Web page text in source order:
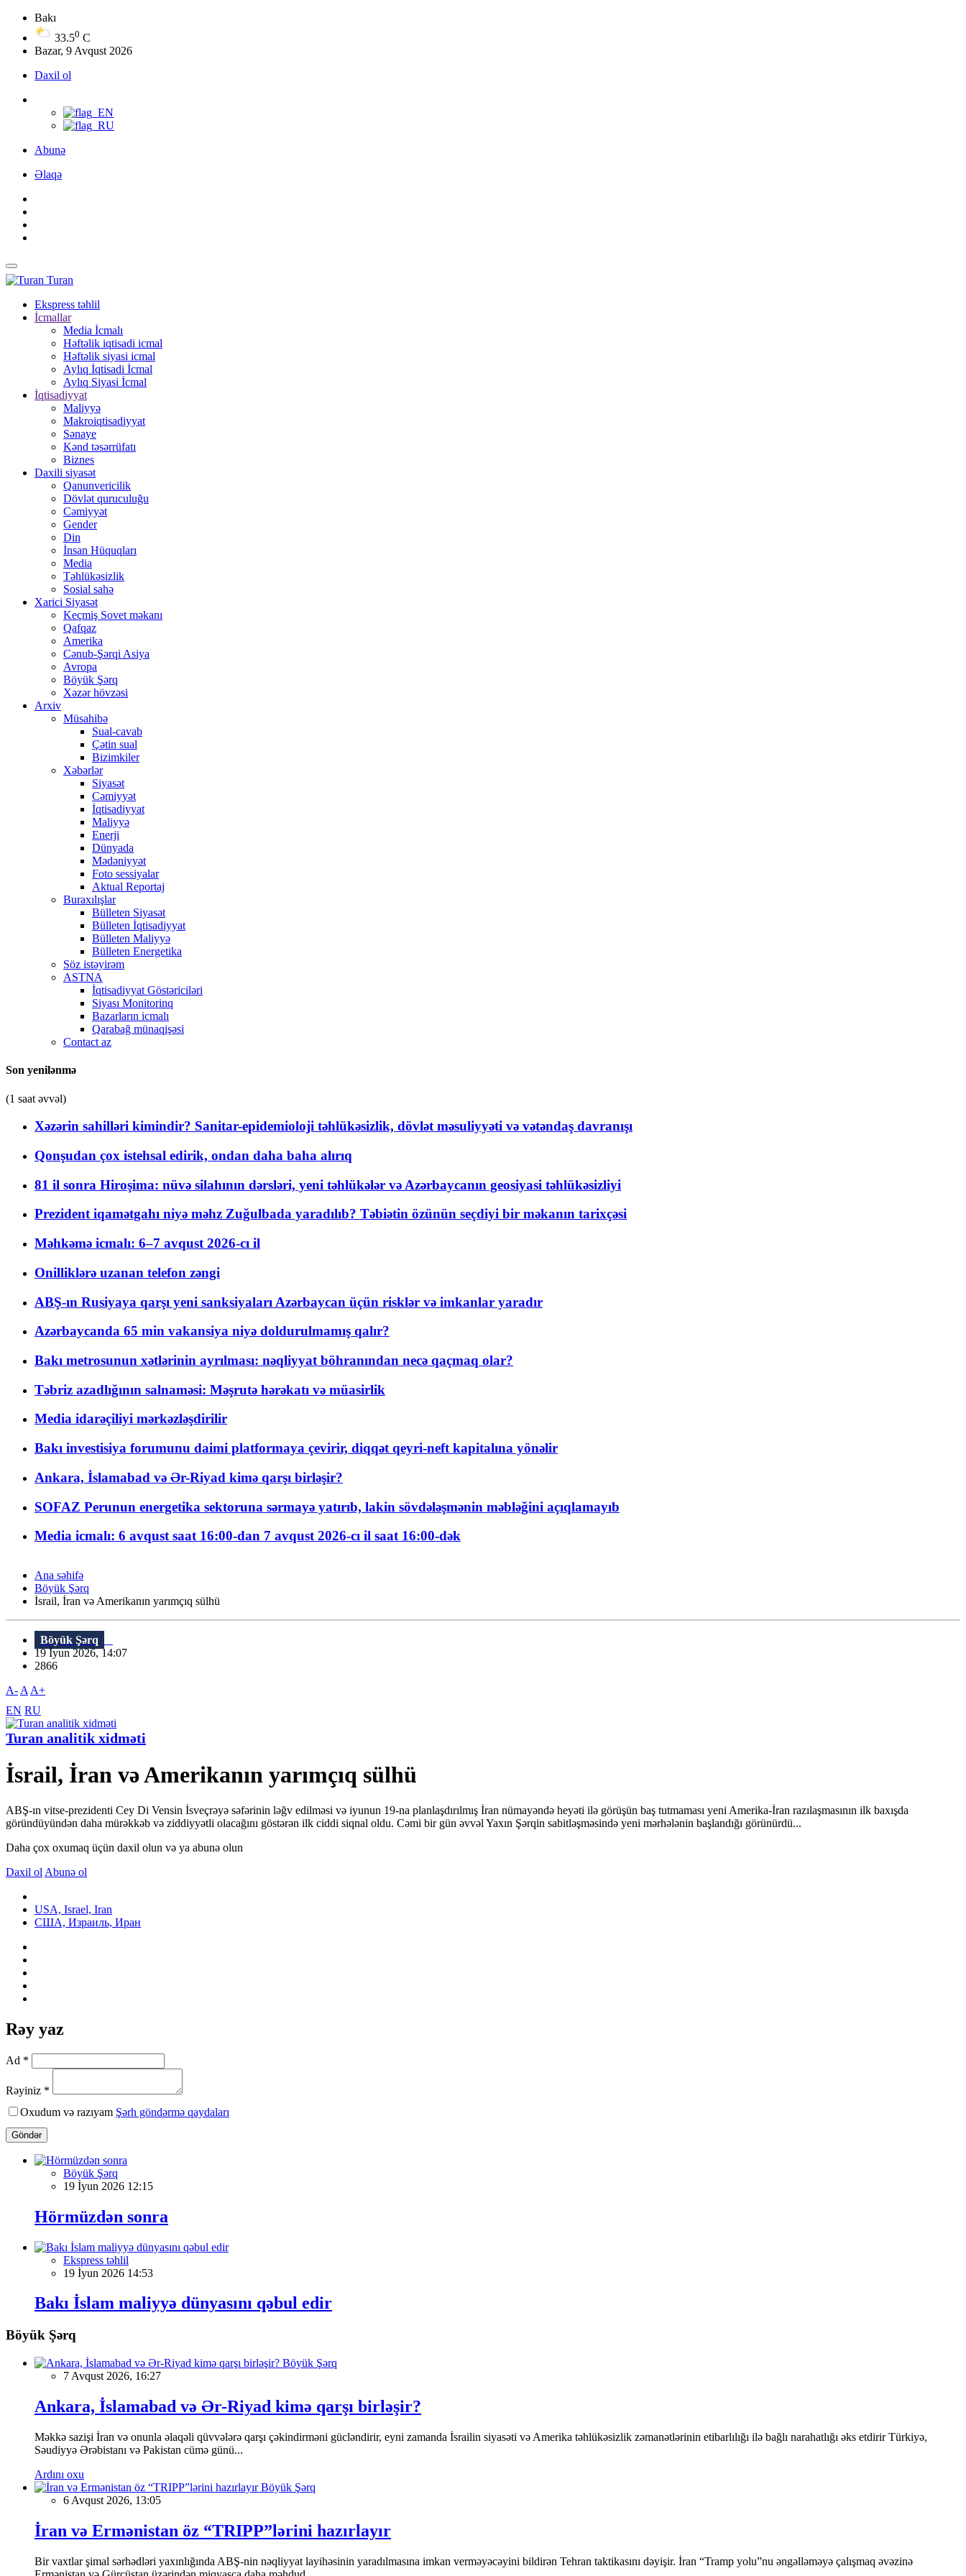
Bakı
33.50 C
Bazar, 9 Avqust 2026
Daxil ol
Abunə
Əlaqə
Turan
Ekspress təhlil
İcmallar
Media İcmalı
Həftəlik iqtisadi icmal
Həftəlik siyasi icmal
Aylıq İqtisadi İcmal
Aylıq Siyasi İcmal
İqtisadiyyat
Maliyyə
Makroiqtisadiyyat
Sənaye
Kənd təsərrüfatı
Biznes
Daxili siyasət
Qanunvericilik
Dövlət quruculuğu
Cəmiyyət
Gender
Din
İnsan Hüquqları
Media
Təhlükəsizlik
Sosial sahə
Xarici Siyasət
Keçmiş Sovet məkanı
Qafqaz
Amerika
Cənub-Şərqi Asiya
Avropa
Böyük Şərq
Xəzər hövzəsi
Arxiv
Müsahibə
Sual-cavab
Çətin sual
Bizimkiler
Xəbərlər
Siyasət
Cəmiyyət
İqtisadiyyat
Maliyyə
Enerji
Dünyada
Mədəniyyət
Foto sessiyalar
Aktual Reportaj
Buraxılışlar
Bülleten Siyasət
Bülleten İqtisadiyyat
Bülleten Maliyyə
Bülleten Energetika
Söz istəyirəm
ASTNA
İqtisadiyyat Göstəriciləri
Siyası Monitorinq
Bazarların icmalı
Qarabağ münaqişəsi
Contact az
Son yenilənmə
(1 saat əvvəl)
Xəzərin sahilləri kimindir? Sanitar-epidemioloji təhlükəsizlik, dövlət məsuliyyəti və vətəndaş davranışı
Qonşudan çox istehsal edirik, ondan daha baha alırıq
81 il sonra Hiroşima: nüvə silahının dərsləri, yeni təhlükələr və Azərbaycanın geosiyasi təhlükəsizliyi
Prezident iqamətgahı niyə məhz Zuğulbada yaradılıb? Təbiətin özünün seçdiyi bir məkanın tarixçəsi
Məhkəmə icmalı: 6–7 avqust 2026-cı il
Onilliklərə uzanan telefon zəngi
ABŞ-ın Rusiyaya qarşı yeni sanksiyaları Azərbaycan üçün risklər və imkanlar yaradır
Azərbaycanda 65 min vakansiya niyə doldurulmamış qalır?
Bakı metrosunun xətlərinin ayrılması: nəqliyyat böhranından necə qaçmaq olar?
Təbriz azadlığının salnaməsi: Məşrutə hərəkatı və müasirlik
Media idarəçiliyi mərkəzləşdirilir
Bakı investisiya forumunu daimi platformaya çevirir, diqqət qeyri-neft kapitalına yönəlir
Ankara, İslamabad və Ər-Riyad kimə qarşı birləşir?
SOFAZ Perunun energetika sektoruna sərmayə yatırıb, lakin sövdələşmənin məbləğini açıqlamayıb
Media icmalı: 6 avqust saat 16:00-dan 7 avqust 2026-cı il saat 16:00-dək
Ana səhifə
Böyük Şərq
İsrail, İran və Amerikanın yarımçıq sülhü
Böyük Şərq
19 İyun 2026, 14:07
2866
A- A A+
EN RU
Turan analitik xidməti
İsrail, İran və Amerikanın yarımçıq sülhü
ABŞ-ın vitse-prezidenti Cey Di Vensin İsveçrəyə səfərinin ləğv edilməsi və iyunun 19-na planlaşdırılmış İran nümayəndə heyəti ilə görüşün baş tutmaması yeni Amerika-İran razılaşmasının ilk baxışda
göründüyündən daha mürəkkəb və ziddiyyətli olacağını göstərən ilk ciddi siqnal oldu. Cəmi bir gün əvvəl Yaxın Şərqin sabitləşməsində yeni mərhələnin başlandığı görünürdü...
Daha çox oxumaq üçün daxil olun və ya abunə olun
Daxil ol Abunə ol
USA, Israel, Iran
США, Израиль, Иран
Rəy yaz
Ad *
Rəyiniz *
Oxudum və razıyam Şərh göndərmə qaydaları
Göndər
Böyük Şərq
19 İyun 2026 12:15
Hörmüzdən sonra
Ekspress təhlil
19 İyun 2026 14:53
Bakı İslam maliyyə dünyasını qəbul edir
Böyük Şərq
Böyük Şərq
7 Avqust 2026, 16:27
Ankara, İslamabad və Ər-Riyad kimə qarşı birləşir?
Məkkə sazişi İran və onunla əlaqəli qüvvələrə qarşı çəkindirməni gücləndirir, eyni zamanda İsrailin siyasəti və Amerika təhlükəsizlik zəmanətlərinin etibarlılığı ilə bağlı narahatlığı əks etdirir Türkiyə,
Səudiyyə Ərəbistanı və Pakistan cümə günü...
Ardını oxu
Böyük Şərq
6 Avqust 2026, 13:05
İran və Ermənistan öz “TRIPP”lərini hazırlayır
Bir vaxtlar şimal sərhədləri yaxınlığında ABŞ-nin nəqliyyat layihəsinin yaradılmasına imkan verməyəcəyini bildirən Tehran taktikasını dəyişir. İran “Tramp yolu”nu əngəlləməyə çalışmaq əvəzinə